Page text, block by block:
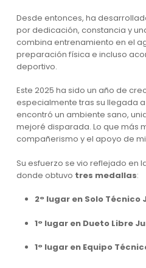
Desde entonces, ha
por dedicación, constancia y
combina entrenamiento en el
preparación física e incluso
deportivo.
Este 2025 ha sido un año de
especialmente tras su llegada
encontró un ambiente sano,
mejoré disparada. Lo que más
compañerismo y el apoyo de
Su esfuerzo se vio reflejado en
donde obtuvo tres medallas:
2° lugar en Solo Técnico
1° lugar en Dueto Libre
1° lugar en Equipo